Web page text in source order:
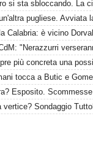
Calabria: è vicino Dorval